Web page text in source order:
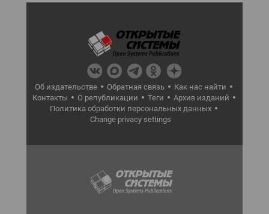
Об издательстве Обратная связь
Как нас найти
Контакты
О републикации Теги
Архив изданий
Политика обработки персональных данных
Change privacy settings